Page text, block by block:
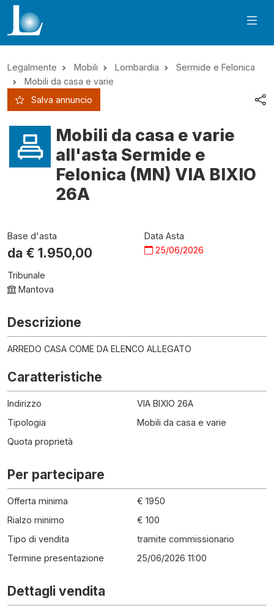
Legalmente Mobili Lombardia
Sermide e Felonica
Mobili da casa e varie
Salva annuncio
Mobili da casa e varie
all'asta Sermide e
Felonica (MN) VIA BIXIO
26A
Base d'asta
da € 1.950,00
Data Asta
25/06/2026
Tribunale
Mantova
Descrizione
ARREDO CASA COME DA ELENCO ALLEGATO
Caratteristiche
Indirizzo
VIA BIXIO 26A
Tipologia
Mobili da casa e varie
Quota proprietà
Per partecipare
Offerta minima
€ 1950
Rialzo minimo
€ 100
Tipo di vendita
tramite commissionario
Termine presentazione
25/06/2026 11:00
Dettagli vendita